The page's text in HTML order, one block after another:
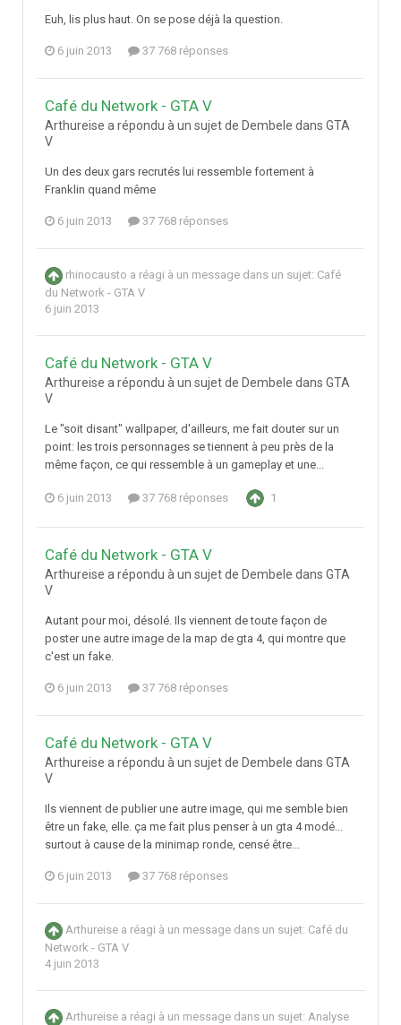
Euh, lis plus haut. On se pose déjà la question.
6 juin 2013 37 768 réponses
Café du Network - GTA V
Arthureise a répondu à un sujet de Dembele dans GTA
V
Un des deux gars recrutés lui ressemble fortement à
Franklin quand même
6 juin 2013 37 768 réponses
rhinocausto a réagi à un message dans un sujet: Café
du Network - GTA V
6 juin 2013
Café du Network - GTA V
Arthureise a répondu à un sujet de Dembele dans GTA
V
Le "soit disant" wallpaper, d'ailleurs, me fait douter sur un
point: les trois personnages se tiennent à peu près de la
même façon, ce qui ressemble à un gameplay et une...
6 juin 2013 37 768 réponses 1
Café du Network - GTA V
Arthureise a répondu à un sujet de Dembele dans GTA
V
Autant pour moi, désolé. Ils viennent de toute façon de
poster une autre image de la map de gta 4, qui montre que
c'est un fake.
6 juin 2013 37 768 réponses
Café du Network - GTA V
Arthureise a répondu à un sujet de Dembele dans GTA
V
Ils viennent de publier une autre image, qui me semble bien
être un fake, elle. ça me fait plus penser à un gta 4 modé...
surtout à cause de la minimap ronde, censé être...
6 juin 2013 37 768 réponses
Arthureise a réagi à un message dans un sujet: Café du
Network - GTA V
4 juin 2013
Arthureise a réagi à un message dans un sujet: Analyse